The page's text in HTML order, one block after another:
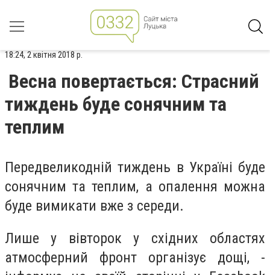
18:24, 2 квітня 2018 р.
Весна повертається: Страсний
тиждень буде сонячним та
теплим
Передвеликодній тиждень в Україні буде
сонячним та теплим, а опалення можна
буде вимикати вже з середи.
Лише у вівторок у східних областях
атмосферний фронт організує дощі, -